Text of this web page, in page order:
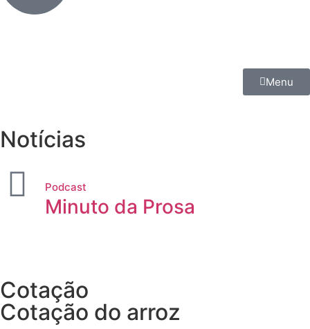
Menu
Notícias
Podcast
Minuto da Prosa
Cotação
Cotação do arroz